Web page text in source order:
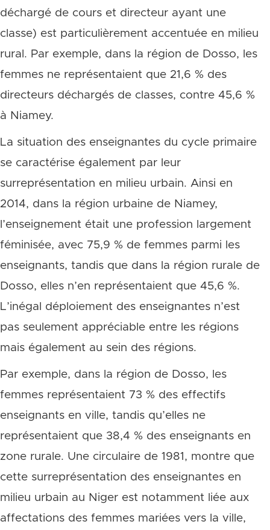
déchargé de cours et directeur ayant une
classe) est particulièrement accentuée en milieu
rural. Par exemple, dans la région de Dosso, les
femmes ne représentaient que 21,6 % des
directeurs déchargés de classes, contre 45,6 %
à Niamey.
La situation des enseignantes du cycle primaire
se caractérise également par leur
surreprésentation en milieu urbain. Ainsi en
2014, dans la région urbaine de Niamey,
l’enseignement était une profession largement
féminisée, avec 75,9 % de femmes parmi les
enseignants, tandis que dans la région rurale de
Dosso, elles n’en représentaient que 45,6 %.
L’inégal déploiement des enseignantes n’est
pas seulement appréciable entre les régions
mais également au sein des régions.
Par exemple, dans la région de Dosso, les
femmes représentaient 73 % des effectifs
enseignants en ville, tandis qu’elles ne
représentaient que 38,4 % des enseignants en
zone rurale. Une circulaire de 1981, montre que
cette surreprésentation des enseignantes en
milieu urbain au Niger est notamment liée aux
affectations des femmes mariées vers la ville,